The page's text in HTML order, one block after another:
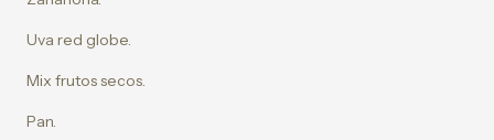
Uva red globe.
Mix frutos secos.
Pan.